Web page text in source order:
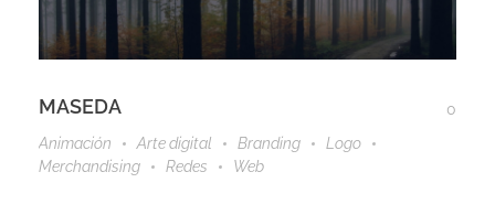
MASEDA
0
Animación
Arte digital Branding
Logo
Merchandising
Redes Web